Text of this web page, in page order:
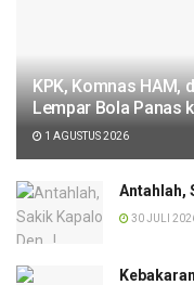
KPK, Komnas HAM,
Lempar Bola Panas
1 AGUSTUS 2026
Antahlah,
30 JULI